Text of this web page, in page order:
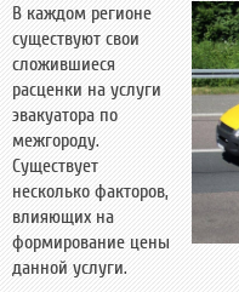
В каждом регионе
существуют свои
сложившиеся
расценки на услуги
эвакуатора по
межгороду.
Существует
несколько факторов,
влияющих на
формирование цены
данной услуги.